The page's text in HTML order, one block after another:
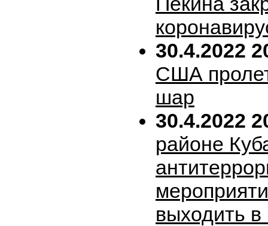
30.4.2022
США
шар
30.4.2022
районе
выходить